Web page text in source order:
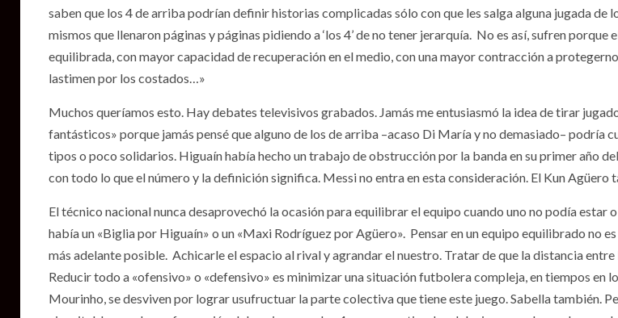
saben que los 4 de arriba podrían definir historias complicadas sólo con que les salga alguna jugada
mismos que llenaron páginas y páginas pidiendo a ‘los 4’ de no tener jerarquía. No es así, sufren
equilibrada, con mayor capacidad de recuperación en el medio, con una mayor contracción a
lastimen por los costados…»
Muchos queríamos esto. Hay debates televisivos grabados. Jamás me entusiasmó la idea de tirar
fantásticos» porque jamás pensé que alguno de los de arriba –acaso Di María y no demasiado– podría
tipos o poco solidarios. Higuaín había hecho un trabajo de obstrucción por la banda en su primer año
con todo lo que el número y la definición significa. Messi no entra en esta consideración. El Kun Agüero
El técnico nacional nunca desaprovechó la ocasión para equilibrar el equipo cuando uno no podía
había un «Biglia por Higuaín» o un «Maxi Rodríguez por Agüero». Pensar en un equipo equilibrado no
más adelante posible. Achicarle el espacio al rival y agrandar el nuestro. Tratar de que la distancia
Reducir todo a «ofensivo» o «defensivo» es minimizar una situación futbolera compleja, en tiempos en
Mourinho, se desviven por lograr usufructuar la parte colectiva que tiene este juego. Sabella también.